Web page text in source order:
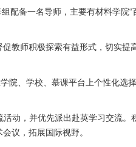
配备一名导师，主要有材料学院“
教师积极探索有益形式，切实提
院、学校、慕课平台上个性化选
动，并优先派出赴英学习交流。
议，拓展国际视野。